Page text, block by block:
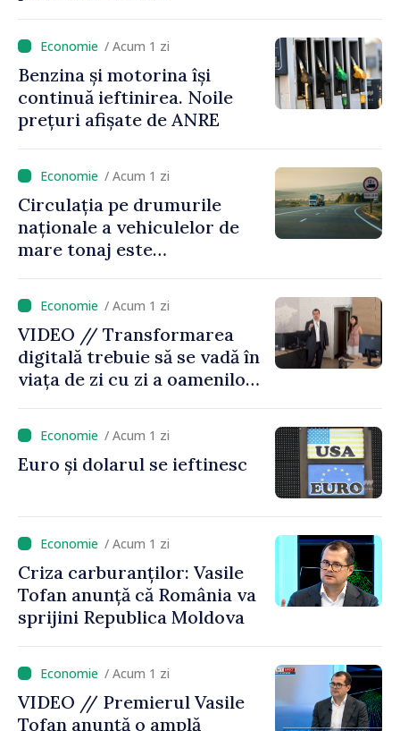
/ Acum 1 zi
Benzina și motorina își
continuă ieftinirea. Noile
prețuri afișate de ANRE
/ Acum 1 zi
Circulația pe drumurile
naționale a vehiculelor de
mare tonaj este
caniculă
/ Acum 1 zi
VIDEO // Transformarea
digitală trebuie să se vadă în
viața de zi cu zi a oamenilor
funcționează economia:
premierul Vasile Tofan, în
vizită la AGE
/ Acum 1 zi
Euro și dolarul se ieftinesc
/ Acum 1 zi
Criza carburanților: Vasile
Tofan anunță că România va
sprijini Republica Moldova
/ Acum 1 zi
VIDEO // Premierul Vasile
Tofan anunță o amplă